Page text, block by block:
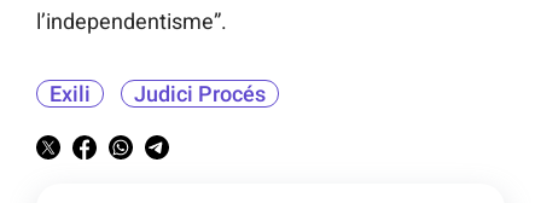
l’independentisme”.
Exili Judici Procés